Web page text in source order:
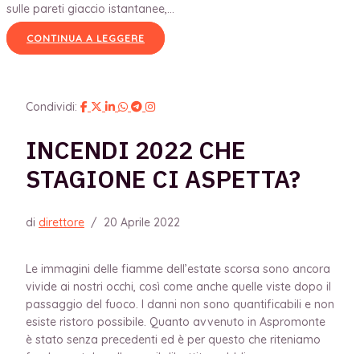
sulle pareti giaccio istantanee,...
CONTINUA A LEGGERE
Condividi:
INCENDI 2022 CHE
STAGIONE CI ASPETTA?
di direttore / 20 Aprile 2022
Le immagini delle fiamme dell’estate scorsa sono ancora
vivide ai nostri occhi, così come anche quelle viste dopo il
passaggio del fuoco. I danni non sono quantificabili e non
esiste ristoro possibile. Quanto avvenuto in Aspromonte
è stato senza precedenti ed è per questo che riteniamo